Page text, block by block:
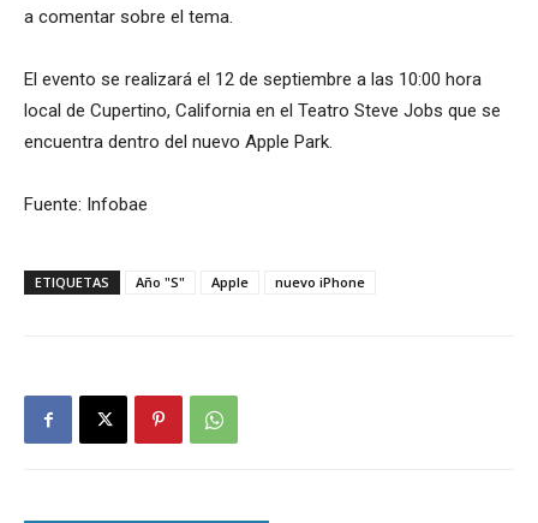
a comentar sobre el tema.
El evento se realizará el 12 de septiembre a las 10:00 hora
local de Cupertino, California en el Teatro Steve Jobs que se
encuentra dentro del nuevo Apple Park.
Fuente: Infobae
ETIQUETAS Año "S" Apple nuevo iPhone